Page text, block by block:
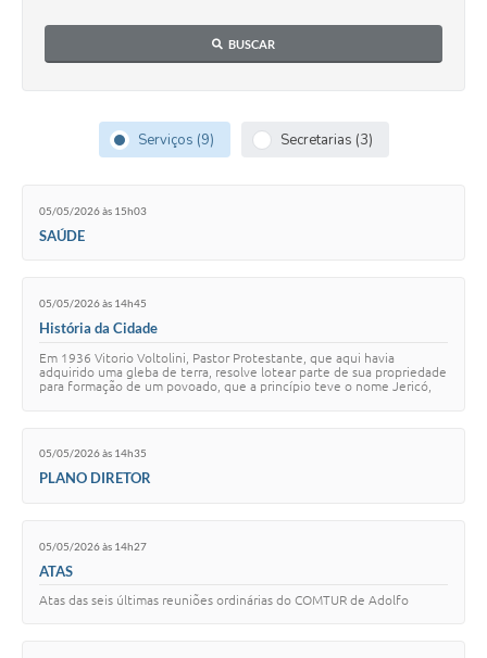
BUSCAR
Serviços (9) Secretarias (3)
05/05/2026 às 15h03
SAÚDE
05/05/2026 às 14h45
História da Cidade
Em 1936 Vitorio Voltolini, Pastor Protestante, que aqui havia
adquirido uma gleba de terra, resolve lotear parte de sua propriedade
para formação de um povoado, que a princípio teve o nome Jericó,
05/05/2026 às 14h35
PLANO DIRETOR
05/05/2026 às 14h27
ATAS
Atas das seis últimas reuniões ordinárias do COMTUR de Adolfo